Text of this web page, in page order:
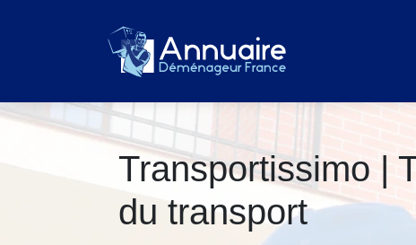
Transpor­tis­si­mo |
du transport